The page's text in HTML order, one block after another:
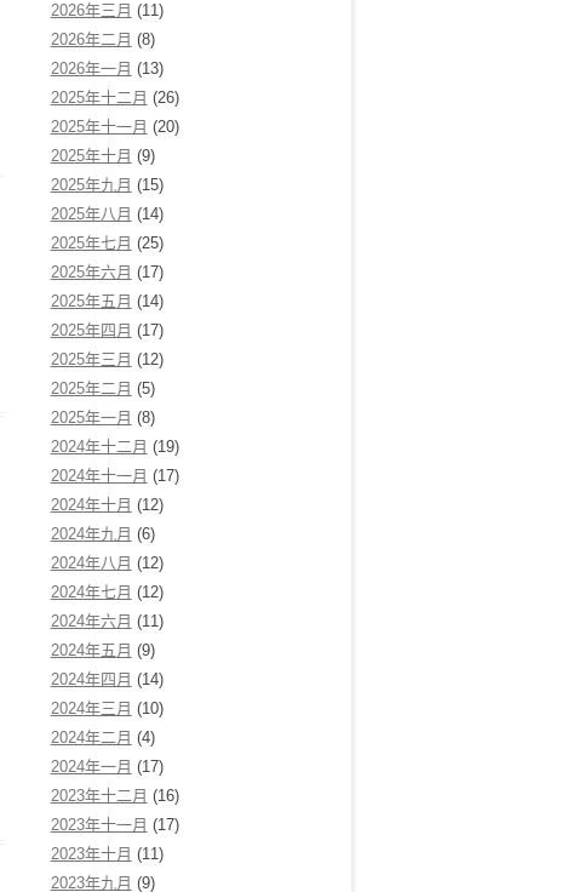
2026年三月 (11)
2026年二月 (8)
2026年一月 (13)
2025年十二月 (26)
2025年十一月 (20)
2025年十月 (9)
2025年九月 (15)
2025年八月 (14)
2025年七月 (25)
2025年六月 (17)
2025年五月 (14)
2025年四月 (17)
2025年三月 (12)
2025年二月 (5)
2025年一月 (8)
2024年十二月 (19)
2024年十一月 (17)
2024年十月 (12)
2024年九月 (6)
2024年八月 (12)
2024年七月 (12)
2024年六月 (11)
2024年五月 (9)
2024年四月 (14)
2024年三月 (10)
2024年二月 (4)
2024年一月 (17)
2023年十二月 (16)
2023年十一月 (17)
2023年十月 (11)
2023年九月 (9)